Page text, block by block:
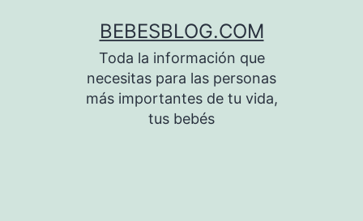
BEBESBLOG.COM
Toda la información que
necesitas para las personas
más importantes de tu vida,
tus bebés